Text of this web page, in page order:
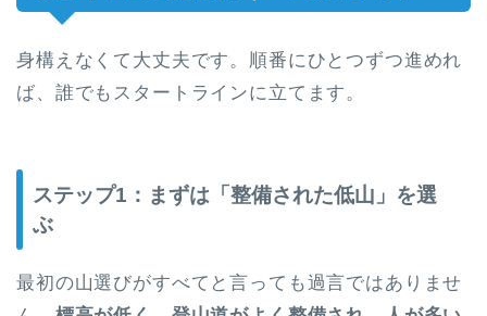
身構えなくて大丈夫です。順番にひとつずつ進めれ
ば、誰でもスタートラインに立てます。
ステップ1：まずは「整備された低山」を選
ぶ
最初の山選びがすべてと言っても過言ではありませ